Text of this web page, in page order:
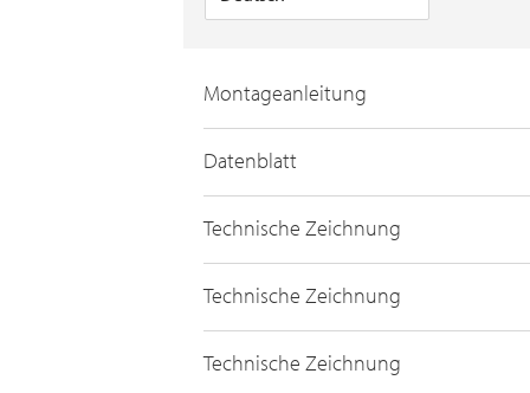
Montageanleitung
Datenblatt
Technische Zeichnung
Technische Zeichnung
Technische Zeichnung